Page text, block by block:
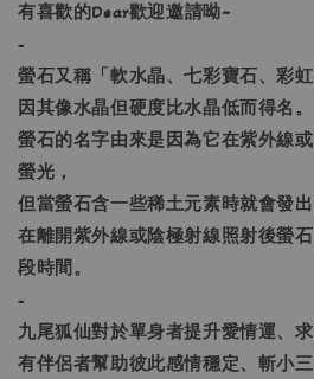
有喜歡的Dear歡迎邀請呦~
-
螢石又稱「軟水晶、七彩寶石、彩虹
因其像水晶但硬度比水晶低而得名。
螢石的名字由來是因為它在紫外線
螢光，
但當螢石含一些稀土元素時就會發出
在離開紫外線或陰極射線照射後螢
段時間。
-
九尾狐仙對於單身者提升愛情運、
有伴侶者幫助彼此感情穩定、斬小三